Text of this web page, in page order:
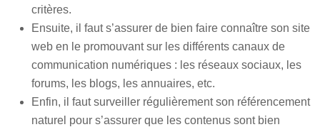
critères.
Ensuite, il faut s’assurer de bien faire connaître son site
web en le promouvant sur les différents canaux de
communication numériques : les réseaux sociaux, les
forums, les blogs, les annuaires, etc.
Enfin, il faut surveiller régulièrement son référencement
naturel pour s’assurer que les contenus sont bien